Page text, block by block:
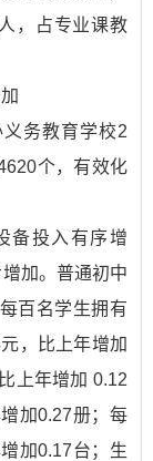
，占专业课教
务教育学校2
个，有效化
备投入有序增
加。普通初中
百名学生拥有
，比上年增加
上年增加 0.12
加0.27册；每
加0.17台；生